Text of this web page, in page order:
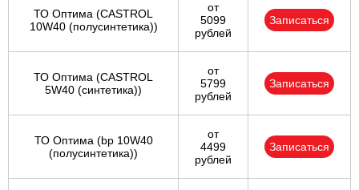
ТО Оптима (CASTROL
10W40 (полусинтетика))
от
5099
рублей
Записаться
ТО Оптима (CASTROL
5W40 (синтетика))
от
5799
рублей
Записаться
ТО Оптима (bp 10W40
(полусинтетика))
от
4499
рублей
Записаться